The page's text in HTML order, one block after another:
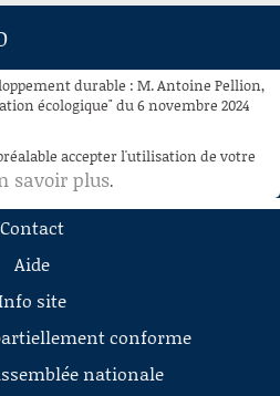
durable : M. Antoine Pellion,
écologique" du 6 novembre 2024
accepter l'utilisation de votre
savoir plus.
Contact
Aide
site
conforme
nationale